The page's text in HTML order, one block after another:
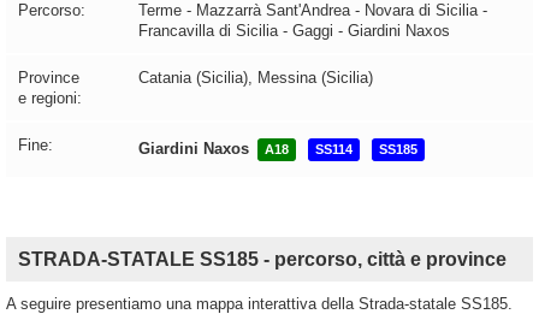
Percorso:
Terme - Mazzarrà Sant'Andrea - Novara di Sicilia -
Francavilla di Sicilia - Gaggi - Giardini Naxos
Province
e regioni:
Catania (Sicilia), Messina (Sicilia)
Fine: Giardini Naxos A18 SS114 SS185
STRADA-STATALE SS185 - percorso, città e province
A seguire presentiamo una mappa interattiva della Strada-statale SS185.